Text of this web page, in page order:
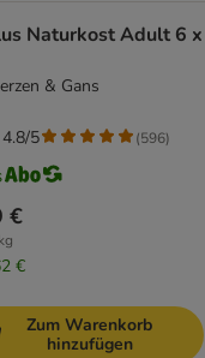
Naturkost Adult 6 x
& Gans
€
€
5 (596)
Zum Warenkorb
hinzufügen